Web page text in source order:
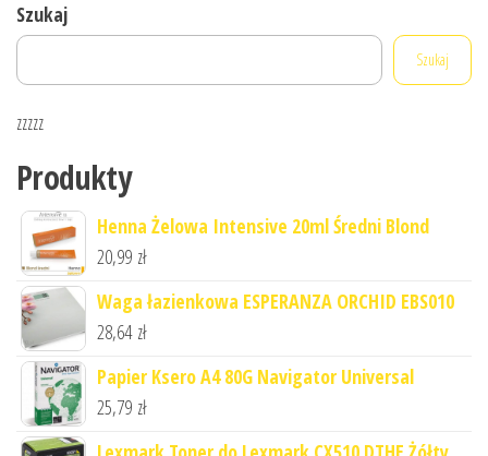
Szukaj
Szukaj
zzzzz
Produkty
Henna Żelowa Intensive 20ml Średni Blond
20,99 zł
Waga łazienkowa ESPERANZA ORCHID EBS010
28,64 zł
Papier Ksero A4 80G Navigator Universal
25,79 zł